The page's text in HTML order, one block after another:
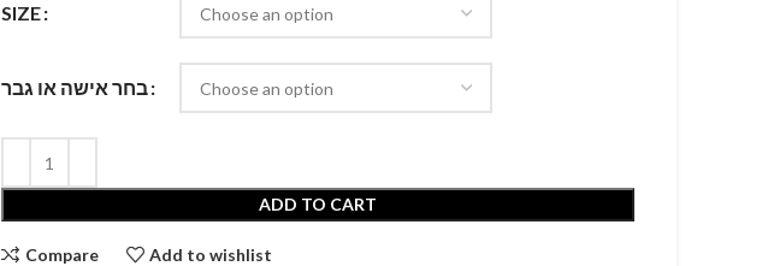
SIZE
בחר אישה או גבר
ADD TO CART
Compare Add to wishlist